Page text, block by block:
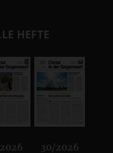
HEFTE
30/2026